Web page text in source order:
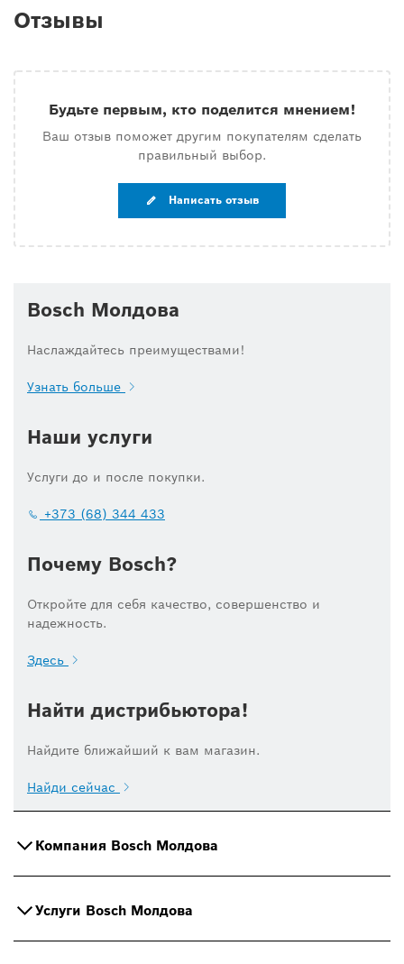
Отзывы
Будьте первым, кто поделится мнением!
Ваш отзыв поможет другим покупателям сделать
правильный выбор.
Написать отзыв
Bosch Молдова
Наслаждайтесь преимуществами!
Узнать больше
Наши услуги
Услуги до и после покупки.
+373 (68) 344 433
Почему Bosch?
Откройте для себя качество, совершенство и
надежность.
Здесь
Найти дистрибьютора!
Найдите ближайший к вам магазин.
Найди сейчас
Компания Bosch Молдова
Услуги Bosch Молдова